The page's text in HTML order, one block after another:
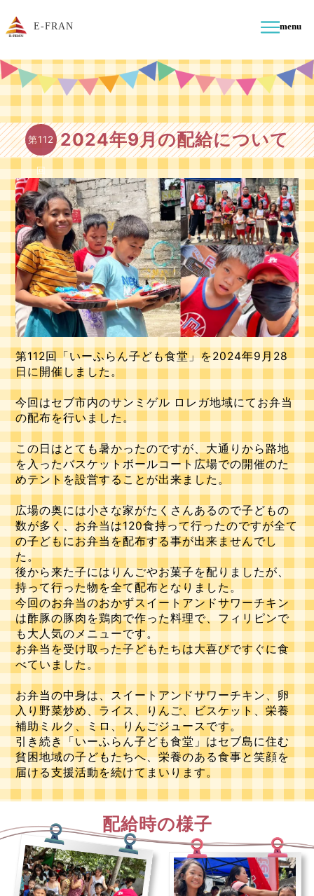
E-FRAN menu
第112
回
2024年9月の配給について
第112回「いーふらん子ども食堂」を2024年9月28
日に開催しました。
今回はセブ市内のサンミゲル ロレガ地域にてお弁当
の配布を行いました。
この日はとても暑かったのですが、大通りから路地
を入ったバスケットボールコート広場での開催のた
めテントを設営することが出来ました。
広場の奥には小さな家がたくさんあるので子どもの
数が多く、お弁当は120食持って行ったのですが全て
の子どもにお弁当を配布する事が出来ませんでし
た。
後から来た子にはりんごやお菓子を配りましたが、
持って行った物を全て配布となりました。
今回のお弁当のおかずスイートアンドサワーチキン
は酢豚の豚肉を鶏肉で作った料理で、フィリピンで
も大人気のメニューです。
お弁当を受け取った子どもたちは大喜びですぐに食
べていました。
お弁当の中身は、スイートアンドサワーチキン、卵
入り野菜炒め、ライス、りんご、ビスケット、栄養
補助ミルク、ミロ、りんごジュースです。
引き続き「いーふらん子ども食堂」はセブ島に住む
貧困地域の子どもたちへ、栄養のある食事と笑顔を
届ける支援活動を続けてまいります。
配給時の様子